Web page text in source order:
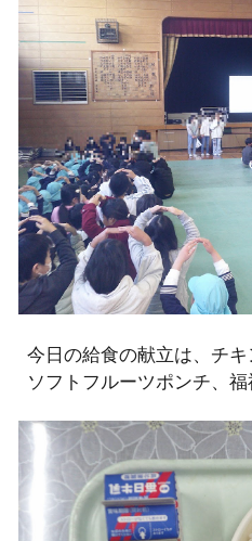
今日の給食の献立は、チキ
ソフトフルーツポンチ、福